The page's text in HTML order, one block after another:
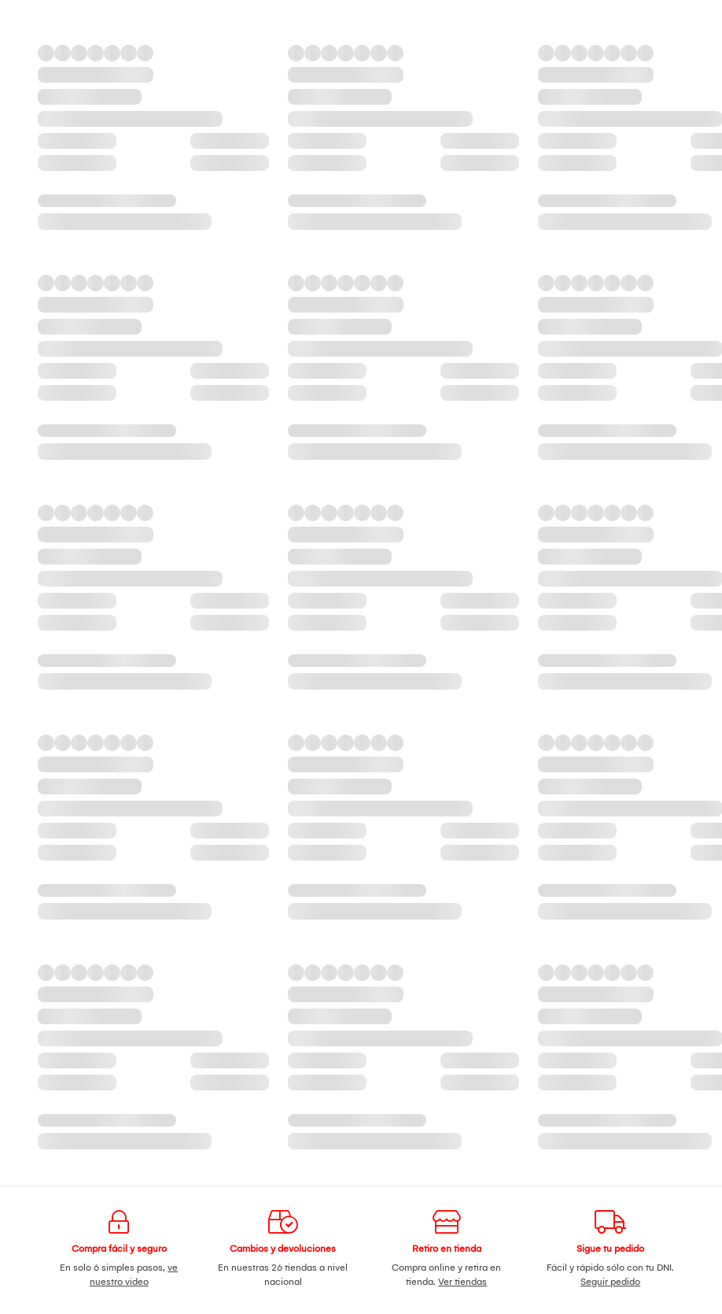
Compra fácil y seguro
En solo 6 simples pasos,ve
nuestro video
Cambios y devoluciones
En nuestras 26 tiendas a nivel
nacional
Retiro en tienda
Compra online y retira en
tienda.Ver tiendas
Sigue tu pedido
Fácil y rápido sólo con tu DNI.
Seguir pedido